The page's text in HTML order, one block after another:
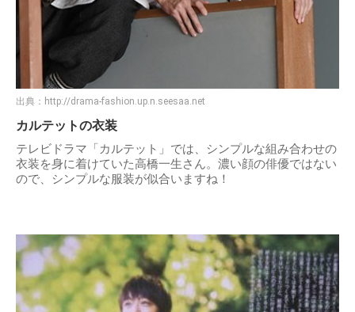
出典： http://drama-fashion.up.n.seesaa.net
カルテットの衣装
テレビドラマ「カルテット」では、シンプルな組み合わせの
衣装を身に着けていた高橋一生さん。濃い顔の俳優ではない
ので、シンプルな服装が似合いますね！